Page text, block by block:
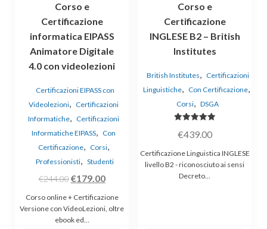
Corso e
Certificazione
informatica EIPASS
Animatore Digitale
4.0 con videolezioni
Certificazioni EIPASS con
Videolezioni, Certificazioni
Informatiche, Certificazioni
Informatiche EIPASS, Con
Certificazione, Corsi,
Professionisti, Studenti
€244.00 Il
prezzo
originale
era:
€179.00Il
prezzo
attuale
Corso online + Certificazione
Versione con VideoLezioni, oltre
ebook ed…
Corso e
Certificazione
INGLESE B2 – British
Institutes
British Institutes, Certificazioni
Linguistiche, Con Certificazione,
Corsi, DSGA
5.00
€439.00
Certificazione Linguistica INGLESE
livello B2 - riconosciuto ai sensi
Decreto…